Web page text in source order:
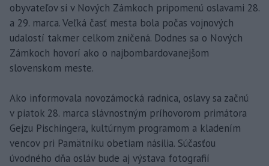
obyvateľov si v Nových Zámkoch pripomenú oslavami 28.
a 29. marca. Veľká časť mesta bola počas vojnových
udalostí takmer celkom zničená. Dodnes sa o Nových
Zámkoch hovorí ako o najbombardovanejšom
slovenskom meste.
Ako informovala novozámocká radnica, oslavy sa začnú
v piatok 28. marca slávnostným príhovorom primátora
Gejzu Pischingera, kultúrnym programom a kladením
vencov pri Pamätníku obetiam násilia. Súčasťou
úvodného dňa osláv bude aj výstava fotografií